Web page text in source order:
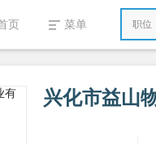
页 菜单 职位
兴化市益山